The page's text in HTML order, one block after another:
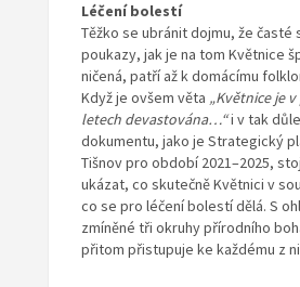
Léčení bolestí
Těžko se ubránit dojmu, že časté
poukazy, jak je na tom Květnice
ničená, patří až k domácímu
Když je ovšem věta „Květnice je
letech devastována…“i v tak
dokumentu, jako je Strategický
Tišnov pro období 2021–2025,
ukázat, co skutečně Květnici v
co se pro léčení bolestí dělá. S
zmíněné tři okruhy přírodního
přitom přistupuje ke každému z